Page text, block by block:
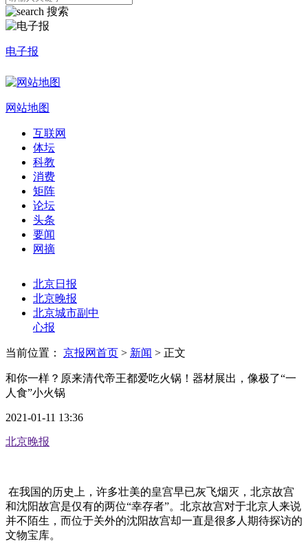
搜索
电子报
网站地图
互联网
体坛
科教
消费
矩阵
论坛
头条
要闻
网摘
北京日报
北京晚报
北京城市副中
心报
当前位置： 京报网首页 > 新闻 > 正文
和你一样？原来清代帝王都爱吃火锅！器材展出，像极了“一
人食”小火锅
2021-01-11 13:36
北京晚报
在我国的历史上，许多壮美的皇宫早已灰飞烟灭，北京故宫
和沈阳故宫是仅有的两位“幸存者”。北京故宫对于北京人来说
并不陌生，而位于关外的沈阳故宫却一直是很多人期待探访的
文物宝库。